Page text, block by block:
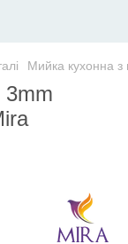
Мийка кухонна
3mm